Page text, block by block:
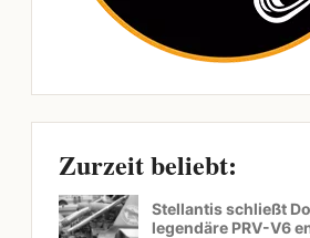
Zurzeit beliebt:
Stellantis schließt
legendäre PRV-V6